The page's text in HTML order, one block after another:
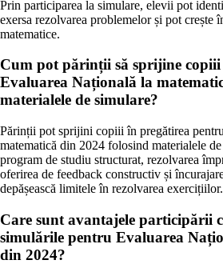
Prin participarea la simulare, elevii pot
exersa rezolvarea problemelor și pot crește
matematice.
Cum pot părinții să sprijine
Evaluarea Națională la
materialele de simulare?
Părinții pot sprijini copiii în pregătirea
matematică din 2024 folosind materialele
program de studiu structurat, rezolvarea
oferirea de feedback constructiv și
depășească limitele în rezolvarea exercițiilor.
Care sunt avantajele participării
simulările pentru Evaluarea
din 2024?